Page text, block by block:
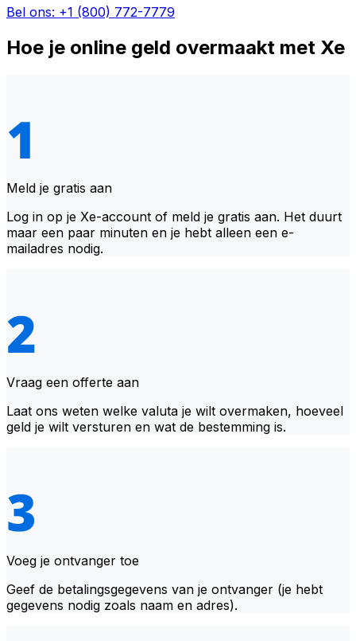
Bel ons: +1 (800) 772-7779
Hoe je online geld overmaakt met Xe
Meld je gratis aan
Log in op je Xe-account of meld je gratis aan. Het duurt
maar een paar minuten en je hebt alleen een e-
mailadres nodig.
Vraag een offerte aan
Laat ons weten welke valuta je wilt overmaken, hoeveel
geld je wilt versturen en wat de bestemming is.
Voeg je ontvanger toe
Geef de betalingsgegevens van je ontvanger (je hebt
gegevens nodig zoals naam en adres).